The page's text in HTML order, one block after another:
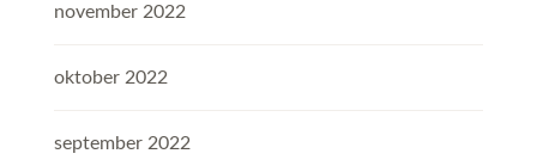
november 2022
oktober 2022
september 2022